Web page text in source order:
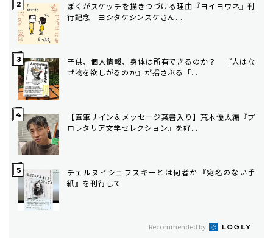
ぼくがスケッチを描きつづける理由――『ヨイヨワネ』刊
行記念 ヨシタケシンスケさん...
子供、個人情報、身体は所有できるのか？ 『人はな
ぜ物を欲しがるのか』が揺さぶる「...
【直筆サイン＆メッセージ葉書入り】荒木優太編『プ
ロレタリア文学セレクション』を好...
チェルヌイシェフスキーとは何者か――『宛名のない手
紙』を刊行して
Recommended by